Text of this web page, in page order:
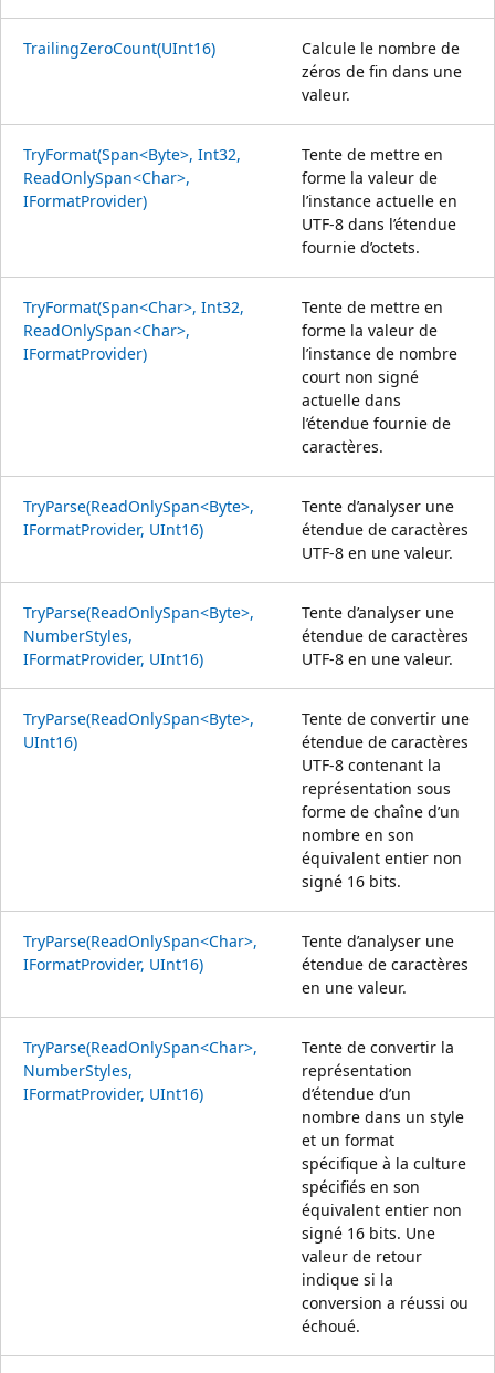
TrailingZeroCount(UInt16)
Calcule le nombre de
zéros de fin dans une
valeur.
TryFormat(Span<Byte>, Int32,
ReadOnlySpan<Char>,
IFormatProvider)
Tente de mettre en
forme la valeur de
l’instance actuelle en
UTF-8 dans l’étendue
fournie d’octets.
TryFormat(Span<Char>, Int32,
ReadOnlySpan<Char>,
IFormatProvider)
Tente de mettre en
forme la valeur de
l’instance de nombre
court non signé
actuelle dans
l’étendue fournie de
caractères.
TryParse(ReadOnlySpan<Byte>,
IFormatProvider, UInt16)
Tente d’analyser une
étendue de caractères
UTF-8 en une valeur.
TryParse(ReadOnlySpan<Byte>,
NumberStyles,
IFormatProvider, UInt16)
Tente d’analyser une
étendue de caractères
UTF-8 en une valeur.
TryParse(ReadOnlySpan<Byte>,
UInt16)
Tente de convertir une
étendue de caractères
UTF-8 contenant la
représentation sous
forme de chaîne d’un
nombre en son
équivalent entier non
signé 16 bits.
TryParse(ReadOnlySpan<Char>,
IFormatProvider, UInt16)
Tente d’analyser une
étendue de caractères
en une valeur.
TryParse(ReadOnlySpan<Char>,
NumberStyles,
IFormatProvider, UInt16)
Tente de convertir la
représentation
d’étendue d’un
nombre dans un style
et un format
spécifique à la culture
spécifiés en son
équivalent entier non
signé 16 bits. Une
valeur de retour
indique si la
conversion a réussi ou
échoué.